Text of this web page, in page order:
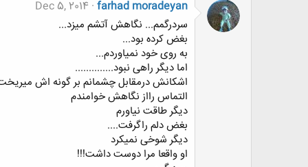
farhad moradeyan
Dec 5, 2014
سردرگمم... نگاهش آتشم میزد...
بغض کرده بود...
به روی خود نمیاوردم...
اما دیگر راهی نبود..............
اشکانش درمقابل چشمانم بر گونه اش
التماس رااز نگاهش خوامندم
دیگر طاقت نیاورم
بغض دلم راگرفت....
دیگر شوخی نمیکرد
او واقعا مرا دوست داشت!!!